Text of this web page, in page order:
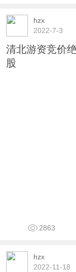
hzx
2022-7-3
清北游资竞价
股
2863
hzx
2022-11-18